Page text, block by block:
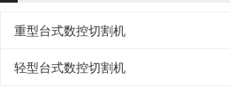
重型台式数控切割机
轻型台式数控切割机